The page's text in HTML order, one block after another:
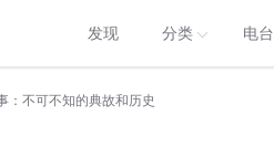
发现 分类 电台
：不可不知的典故和历史